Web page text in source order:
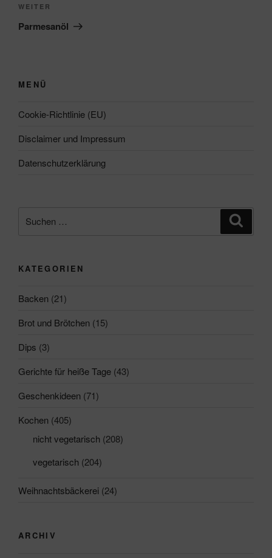
Nächster
Beitrag
WEITER
Parmesanöl
MENÜ
Cookie-Richtlinie (EU)
Disclaimer und Impressum
Datenschutzerklärung
nach:
KATEGORIEN
Backen (21)
Brot und Brötchen (15)
Dips (3)
Gerichte für heiße Tage (43)
Geschenkideen (71)
Kochen (405)
nicht vegetarisch (208)
vegetarisch (204)
Weihnachtsbäckerei (24)
ARCHIV